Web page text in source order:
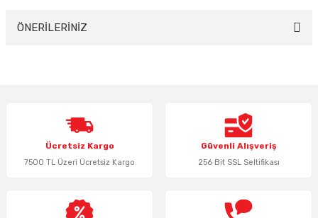
ÖNERİLERİNİZ
Ürün resmi kalitesiz, bozuk veya görüntülenemiyor.
Ürün açıklamasında eksik bilgiler bulunuyor.
Ürün bilgilerinde hatalar bulunuyor.
Bu ürüne benzer farklı alternatifler olmalı.
Ücretsiz Kargo
7500 TL Üzeri Ücretsiz Kargo
Güvenli Alışveriş
256 Bit SSL Seltifikası